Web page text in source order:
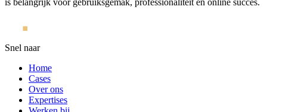
Snel naar
Home
Cases
Over ons
Expertises